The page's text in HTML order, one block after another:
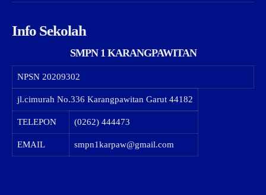
Info Sekolah
SMPN 1 KARANGPAWITAN
NPSN 20209302
jl.cimurah No.336 Karangpawitan Garut 44182
TELEPON (0262) 444473
EMAIL smpn1karpaw@gmail.com